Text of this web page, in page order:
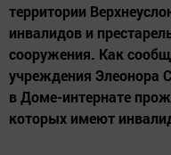
территории
инвалидов и
сооружения. Как
учреждения Элеонора
в Доме-интернате
которых имеют